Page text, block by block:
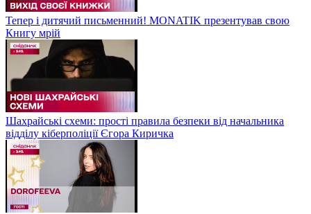
Тепер і дитячий письменний! MONATIK презентував свою
Книгу мрій
Шахрайські схеми: прості правила безпеки від начальника
відділу кіберполіції Єгора Киричка